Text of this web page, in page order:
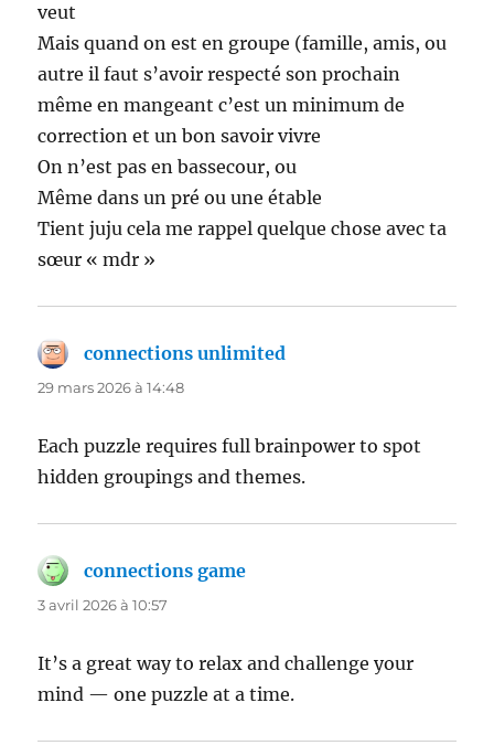
veut
Mais quand on est en groupe (famille, amis, ou
autre il faut s’avoir respecté son prochain
même en mangeant c’est un minimum de
correction et un bon savoir vivre
On n’est pas en bassecour, ou
Même dans un pré ou une étable
Tient juju cela me rappel quelque chose avec ta
sœur « mdr »
connections unlimited
29 mars 2026 à 14:48
Each puzzle requires full brainpower to spot
hidden groupings and themes.
connections game
3 avril 2026 à 10:57
It’s a great way to relax and challenge your
mind — one puzzle at a time.